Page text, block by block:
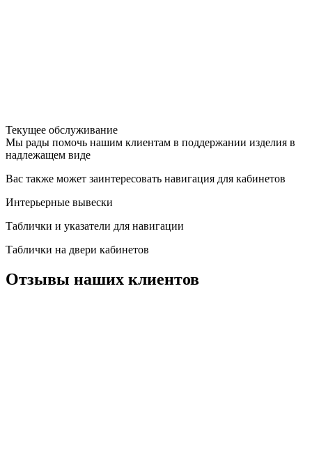
Текущее обслуживание
Мы рады помочь нашим клиентам в поддержании изделия в
надлежащем виде
Вас также может заинтересовать навигация для кабинетов
Интерьерные вывески
Таблички и указатели для навигации
Таблички на двери кабинетов
Отзывы наших клиентов